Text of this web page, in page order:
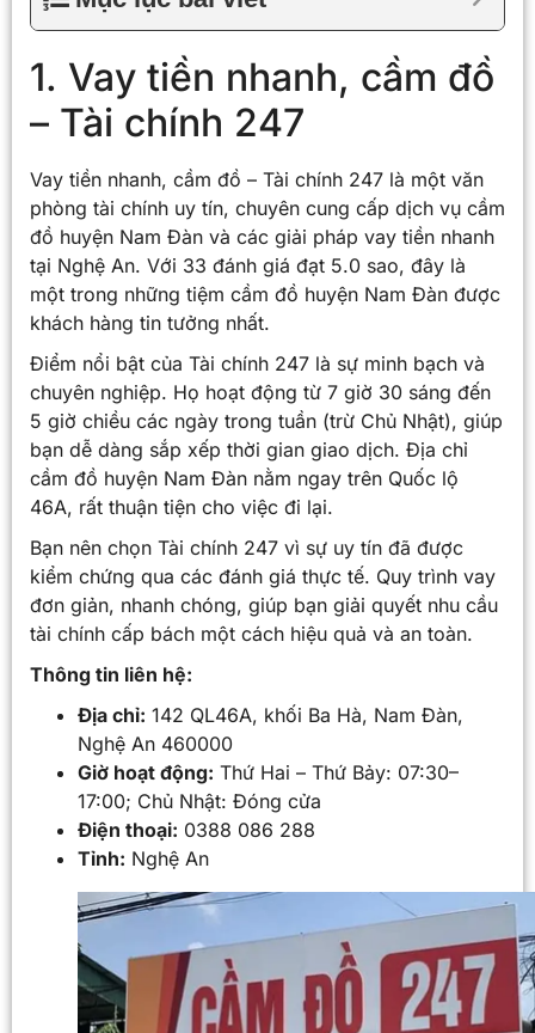
1. Vay tiền nhanh, cầm đồ
– Tài chính 247
Vay tiền nhanh, cầm đồ – Tài chính 247 là một văn
phòng tài chính uy tín, chuyên cung cấp dịch vụ cầm
đồ huyện Nam Đàn và các giải pháp vay tiền nhanh
tại Nghệ An. Với 33 đánh giá đạt 5.0 sao, đây là
một trong những tiệm cầm đồ huyện Nam Đàn được
khách hàng tin tưởng nhất.
Điểm nổi bật của Tài chính 247 là sự minh bạch và
chuyên nghiệp. Họ hoạt động từ 7 giờ 30 sáng đến
5 giờ chiều các ngày trong tuần (trừ Chủ Nhật), giúp
bạn dễ dàng sắp xếp thời gian giao dịch. Địa chỉ
cầm đồ huyện Nam Đàn nằm ngay trên Quốc lộ
46A, rất thuận tiện cho việc đi lại.
Bạn nên chọn Tài chính 247 vì sự uy tín đã được
kiểm chứng qua các đánh giá thực tế. Quy trình vay
đơn giản, nhanh chóng, giúp bạn giải quyết nhu cầu
tài chính cấp bách một cách hiệu quả và an toàn.
Thông tin liên hệ:
Địa chỉ: 142 QL46A, khối Ba Hà, Nam Đàn,
Nghệ An 460000
Giờ hoạt động: Thứ Hai – Thứ Bảy: 07:30–
17:00; Chủ Nhật: Đóng cửa
Điện thoại: 0388 086 288
Tỉnh: Nghệ An